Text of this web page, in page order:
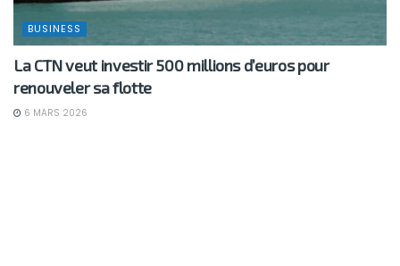
BUSINESS
La CTN veut investir 500 millions d’euros pour
renouveler sa flotte
6 MARS 2026